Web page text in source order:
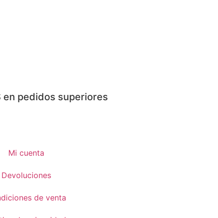
en pedidos superiores
Mi cuenta
Devoluciones
de venta